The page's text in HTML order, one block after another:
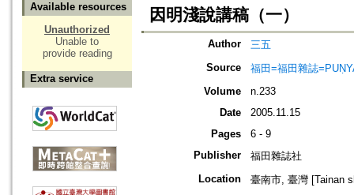
Available resources
Unauthorized
Unable to
provide reading
Extra service
因明淺說講稿（一）
Author
三五
Source
福田=福田雜誌
Volume
n.233
Date
2005.11.15
Pages
6 - 9
Publisher
福田雜誌社
Location
臺南市, 臺灣 [Tainan